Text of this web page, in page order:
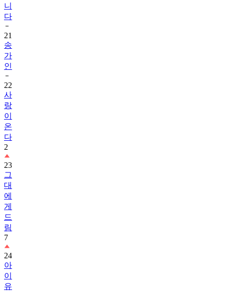
니
다
21
송
가
인
22
사
랑
이
온
다
2
23
그
대
에
게
드
림
7
24
아
이
유